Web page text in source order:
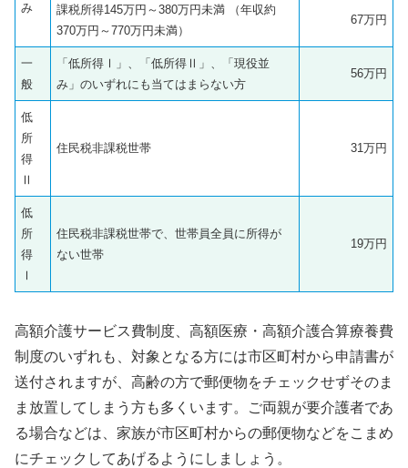
み
課税所得145万円～380万円未満 （年収約
370万円～770万円未満）
67万円
一
般
「低所得Ⅰ」、「低所得Ⅱ」、「現役並
み」のいずれにも当てはまらない方
56万円
低
所
得
Ⅱ
住民税非課税世帯 31万円
低
所
得
Ⅰ
住民税非課税世帯で、世帯員全員に所得が
ない世帯
19万円
高額介護サービス費制度、高額医療・高額介護合算療養費
制度のいずれも、対象となる方には市区町村から申請書が
送付されますが、高齢の方で郵便物をチェックせずそのま
ま放置してしまう方も多くいます。ご両親が要介護者であ
る場合などは、家族が市区町村からの郵便物などをこまめ
にチェックしてあげるようにしましょう。